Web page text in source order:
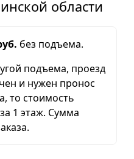
области
без подъема.
подъема, проезд
и нужен пронос
то стоимость
1 этаж. Сумма